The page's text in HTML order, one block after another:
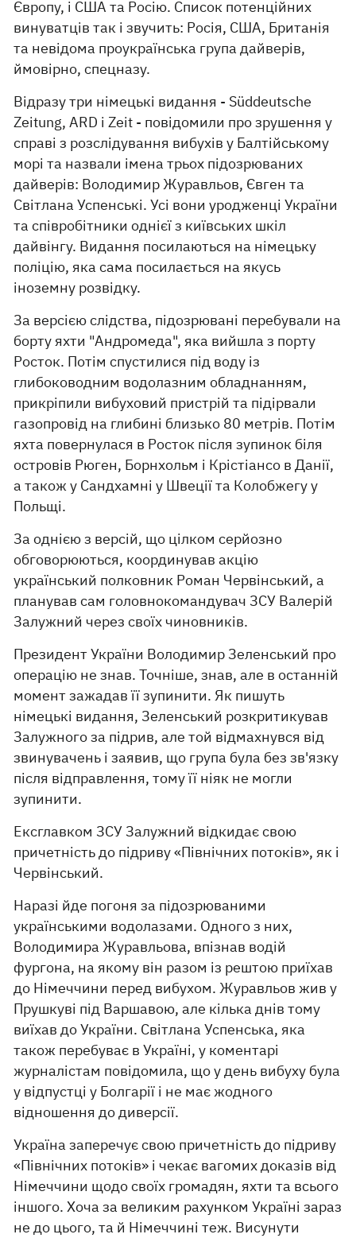
Європу, і США та Росію. Список потенційних
винуватців так і звучить: Росія, США, Британія
та невідома проукраїнська група дайверів,
ймовірно, спецназу.
Відразу три німецькі видання - Süddeutsche
Zeitung, ARD і Zeit - повідомили про зрушення у
справі з розслідування вибухів у Балтійському
морі та назвали імена трьох підозрюваних
дайверів: Володимир Журавльов, Євген та
Світлана Успенські. Усі вони уродженці України
та співробітники однієї з київських шкіл
дайвінгу. Видання посилаються на німецьку
поліцію, яка сама посилається на якусь
іноземну розвідку.
За версією слідства, підозрювані перебували на
борту яхти "Андромеда", яка вийшла з порту
Росток. Потім спустилися під воду із
глибоководним водолазним обладнанням,
прикріпили вибуховий пристрій та підірвали
газопровід на глибині близько 80 метрів. Потім
яхта повернулася в Росток після зупинок біля
островів Рюген, Борнхольм і Крістіансо в Данії,
а також у Сандхамні у Швеції та Колобжегу у
Польщі.
За однією з версій, що цілком серйозно
обговорюються, координував акцію
український полковник Роман Червінський, а
планував сам головнокомандувач ЗСУ Валерій
Залужний через своїх чиновників.
Президент України Володимир Зеленський про
операцію не знав. Точніше, знав, але в останній
момент зажадав її зупинити. Як пишуть
німецькі видання, Зеленський розкритикував
Залужного за підрив, але той відмахнувся від
звинувачень і заявив, що група була без зв'язку
після відправлення, тому її ніяк не могли
зупинити.
Ексглавком ЗСУ Залужний відкидає свою
причетність до підриву «Північних потоків», як і
Червінський.
Наразі йде погоня за підозрюваними
українськими водолазами. Одного з них,
Володимира Журавльова, впізнав водій
фургона, на якому він разом із рештою приїхав
до Німеччини перед вибухом. Журавльов жив у
Прушкуві під Варшавою, але кілька днів тому
виїхав до України. Світлана Успенська, яка
також перебуває в Україні, у коментарі
журналістам повідомила, що у день вибуху була
у відпустці у Болгарії і не має жодного
відношення до диверсії.
Україна заперечує свою причетність до підриву
«Північних потоків» і чекає вагомих доказів від
Німеччини щодо своїх громадян, яхти та всього
іншого. Хоча за великим рахунком Україні зараз
не до цього, та й Німеччині теж. Висунути